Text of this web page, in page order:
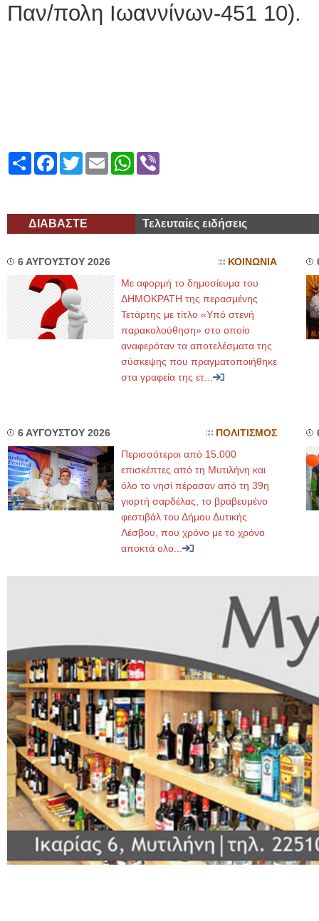
Παν/πολη Ιωαννίνων-451 10).
ShareFacebook
TwitterEmailWhatsApp
ΔΙΑΒΑΣΤΕ Τελευταίες ειδήσεις
6 ΑΥΓΟΥΣΤΟΥ 2026 ΚΟΙΝΩΝΙΑ
Με αφορμή το δημοσίευμα του
ΔΗΜΟΚΡΑΤΗ της περασμένης
Τετάρτης με τίτλο «Υπό στενή
παρακολούθηση» στο οποίο
αναφερόταν τα αποτελέσματα της
σύσκεψης που πραγματοποιήθηκε
στα γραφεία της ετ...
6 ΑΥΓΟΥΣΤΟΥ 2026 ΠΟΛΙΤΙΣΜΟΣ
Περισσότεροι από 15.000
επισκέπτες από τη Μυτιλήνη και
όλο το νησί πέρασαν από τη 39η
γιορτή σαρδέλας, το βραβευμένο
φεστιβάλ του Δήμου Δυτικής
Λέσβου, που χρόνο με το χρόνο
αποκτά ολο...